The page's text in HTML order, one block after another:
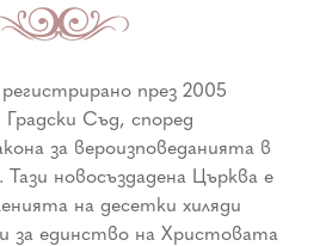
през 2005
Съд, според
за вероизповеданията в
Тази новосъздадена Църква е
на десетки хиляди
за единство на Христовата